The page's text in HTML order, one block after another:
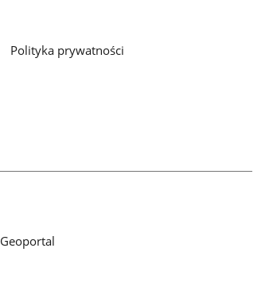
Polityka prywatności
Geoportal